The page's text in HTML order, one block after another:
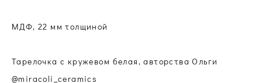
МДФ, 22 мм толщиной
Тарелочка с кружевом белая, авторства Ольги
@miracoli_ceramics